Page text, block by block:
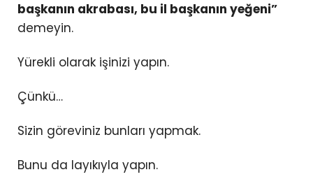
başkanın akrabası, bu il başkanın yeğeni”
demeyin.
Yürekli olarak işinizi yapın.
Çünkü…
Sizin göreviniz bunları yapmak.
Bunu da layıkıyla yapın.